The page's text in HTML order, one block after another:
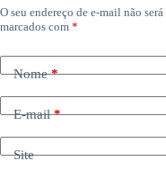
O seu endereço de e-mail não
marcados com *
Nome*
E-mail*
Site